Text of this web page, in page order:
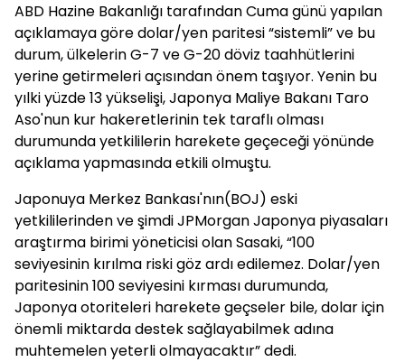
ABD Hazine Bakanlığı tarafından Cuma günü yapılan
açıklamaya göre dolar/yen paritesi “sistemli” ve bu
durum, ülkelerin G-7 ve G-20 döviz taahhütlerini
yerine getirmeleri açısından önem taşıyor. Yenin bu
yılki yüzde 13 yükselişi, Japonya Maliye Bakanı Taro
Aso'nun kur hakeretlerinin tek taraflı olması
durumunda yetkililerin harekete geçeceği yönünde
açıklama yapmasında etkili olmuştu.
Japonuya Merkez Bankası'nın(BOJ) eski
yetkililerinden ve şimdi JPMorgan Japonya piyasaları
araştırma birimi yöneticisi olan Sasaki, “100
seviyesinin kırılma riski göz ardı edilemez. Dolar/yen
paritesinin 100 seviyesini kırması durumunda,
Japonya otoriteleri harekete geçseler bile, dolar için
önemli miktarda destek sağlayabilmek adına
muhtemelen yeterli olmayacaktır” dedi.